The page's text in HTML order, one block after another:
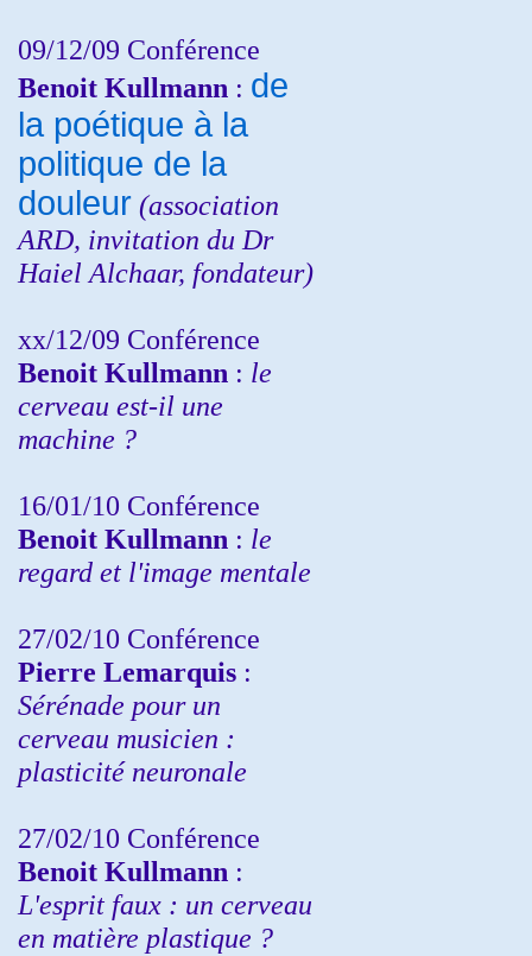
09/12/09 Conférence
Benoit Kullmann : de
la poétique à la
politique de la
douleur (association
ARD, invitation du Dr
Haiel Alchaar, fondateur)
xx/12/09 Conférence
Benoit Kullmann : le
cerveau est-il une
machine ?
16/01/10 Conférence
Benoit Kullmann : le
regard et l'image mentale
27/02/10 Conférence
Pierre Lemarquis :
Sérénade pour un
cerveau musicien :
plasticité neuronale
27/02/10 Conférence
Benoit Kullmann :
L'esprit faux : un cerveau
en matière plastique ?